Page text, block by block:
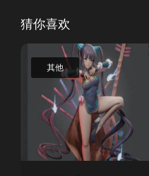
猜你喜欢
其他